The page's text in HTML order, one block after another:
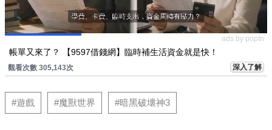
ads by popIn
帳單又來了？ 【9597借錢網】臨時補生活資金就是快！
觀看次數 305,143次 深入了解
#遊戲 #魔獸世界 #暗黑破壞神3